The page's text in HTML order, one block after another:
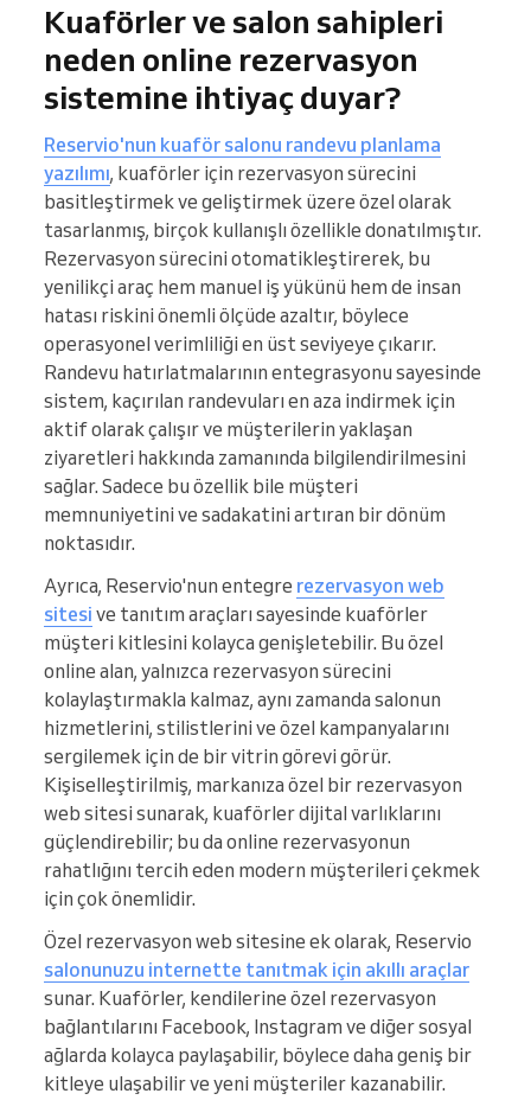
Kuaförler ve salon sahipleri
neden online rezervasyon
sistemine ihtiyaç duyar?
Reservio'nun kuaför salonu randevu planlama
yazılımı, kuaförler için rezervasyon sürecini
basitleştirmek ve geliştirmek üzere özel olarak
tasarlanmış, birçok kullanışlı özellikle donatılmıştır.
Rezervasyon sürecini otomatikleştirerek, bu
yenilikçi araç hem manuel iş yükünü hem de insan
hatası riskini önemli ölçüde azaltır, böylece
operasyonel verimliliği en üst seviyeye çıkarır.
Randevu hatırlatmalarının entegrasyonu sayesinde
sistem, kaçırılan randevuları en aza indirmek için
aktif olarak çalışır ve müşterilerin yaklaşan
ziyaretleri hakkında zamanında bilgilendirilmesini
sağlar. Sadece bu özellik bile müşteri
memnuniyetini ve sadakatini artıran bir dönüm
noktasıdır.
Ayrıca, Reservio'nun entegre rezervasyon web
sitesi ve tanıtım araçları sayesinde kuaförler
müşteri kitlesini kolayca genişletebilir. Bu özel
online alan, yalnızca rezervasyon sürecini
kolaylaştırmakla kalmaz, aynı zamanda salonun
hizmetlerini, stilistlerini ve özel kampanyalarını
sergilemek için de bir vitrin görevi görür.
Kişiselleştirilmiş, markanıza özel bir rezervasyon
web sitesi sunarak, kuaförler dijital varlıklarını
güçlendirebilir; bu da online rezervasyonun
rahatlığını tercih eden modern müşterileri çekmek
için çok önemlidir.
Özel rezervasyon web sitesine ek olarak, Reservio
salonunuzu internette tanıtmak için akıllı araçlar
sunar. Kuaförler, kendilerine özel rezervasyon
bağlantılarını Facebook, Instagram ve diğer sosyal
ağlarda kolayca paylaşabilir, böylece daha geniş bir
kitleye ulaşabilir ve yeni müşteriler kazanabilir.